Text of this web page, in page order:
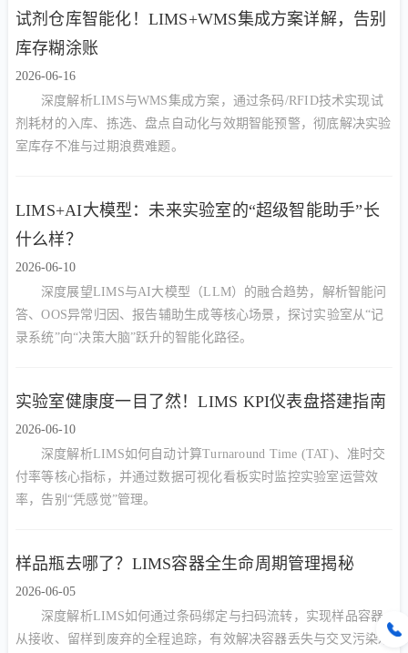
试剂仓库智能化！LIMS+WMS集成方案详解，告别
库存糊涂账
2026-06-16
深度解析LIMS与WMS集成方案，通过条码/RFID技术实现试
剂耗材的入库、拣选、盘点自动化与效期智能预警，彻底解决实验
室库存不准与过期浪费难题。
LIMS+AI大模型：未来实验室的“超级智能助手”长
什么样？
2026-06-10
深度展望LIMS与AI大模型（LLM）的融合趋势，解析智能问
答、OOS异常归因、报告辅助生成等核心场景，探讨实验室从“记
录系统”向“决策大脑”跃升的智能化路径。
实验室健康度一目了然！LIMS KPI仪表盘搭建指南
2026-06-10
深度解析LIMS如何自动计算Turnaround Time (TAT)、准时交
付率等核心指标，并通过数据可视化看板实时监控实验室运营效
率，告别“凭感觉”管理。
样品瓶去哪了？LIMS容器全生命周期管理揭秘
2026-06-05
深度解析LIMS如何通过条码绑定与扫码流转，实现样品容器
从接收、留样到废弃的全程追踪，有效解决容器丢失与交叉污染难